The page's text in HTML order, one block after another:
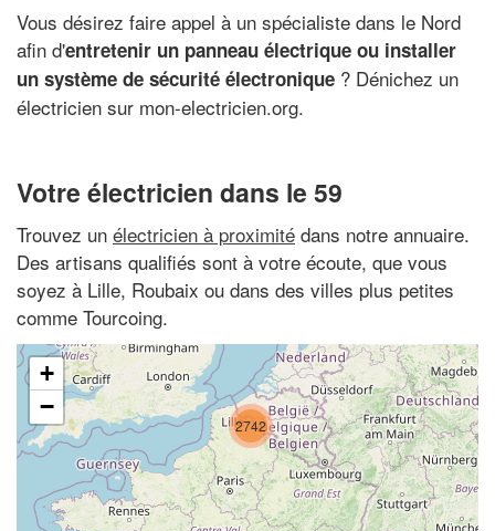
Vous désirez faire appel à un spécialiste dans le Nord
afin d'entretenir un panneau électrique ou installer
un système de sécurité électronique ? Dénichez un
électricien sur mon-electricien.org.
Votre électricien dans le 59
Trouvez un électricien à proximité dans notre annuaire.
Des artisans qualifiés sont à votre écoute, que vous
soyez à Lille, Roubaix ou dans des villes plus petites
comme Tourcoing.
2742
+
−